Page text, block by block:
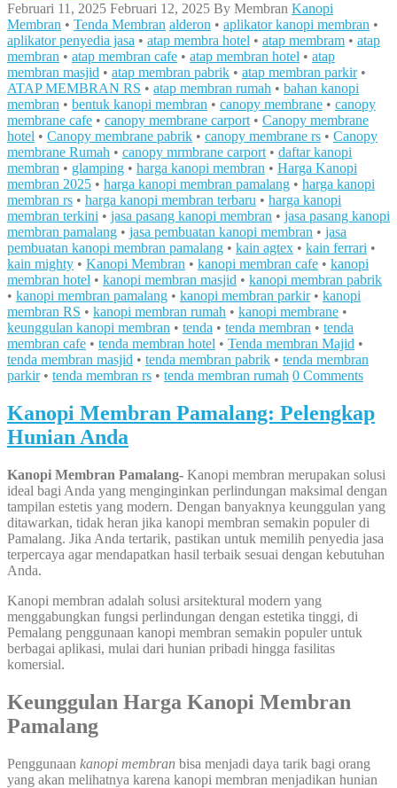
Februari 11, 2025 Februari 12, 2025 By Membran Kanopi
Membran • Tenda Membran alderon • aplikator kanopi membran •
aplikator penyedia jasa • atap membra hotel • atap membram • atap
membran • atap membran cafe • atap membran hotel • atap
membran masjid • atap membran pabrik • atap membran parkir•
ATAP MEMBRAN RS • atap membran rumah • bahan kanopi
membran • bentuk kanopi membran • canopy membrane • canopy
membrane cafe • canopy membrane carport • Canopy membrane
hotel • Canopy membrane pabrik • canopy membrane rs • Canopy
membrane Rumah • canopy mrmbrane carport • daftar kanopi
membran • glamping • harga kanopi membran • Harga Kanopi
membran 2025 • harga kanopi membran pamalang • harga kanopi
membran rs • harga kanopi membran terbaru • harga kanopi
membran terkini • jasa pasang kanopi membran • jasa pasang kanopi
membran pamalang • jasa pembuatan kanopi membran • jasa
pembuatan kanopi membran pamalang • kain agtex • kain ferrari •
kain mighty • Kanopi Membran • kanopi membran cafe • kanopi
membran hotel • kanopi membran masjid • kanopi membran pabrik
• kanopi membran pamalang • kanopi membran parkir• kanopi
membran RS • kanopi membran rumah • kanopi membrane •
keunggulan kanopi membran • tenda • tenda membran • tenda
membran cafe • tenda membran hotel • Tenda membran Majid •
tenda membran masjid • tenda membran pabrik • tenda membran
parkir• tenda membran rs • tenda membran rumah 0 Comments
Kanopi Membran Pamalang: Pelengkap
Hunian Anda
Kanopi Membran Pamalang- Kanopi membran merupakan solusi
ideal bagi Anda yang menginginkan perlindungan maksimal dengan
tampilan estetis yang modern. Dengan banyaknya keunggulan yang
ditawarkan, tidak heran jika kanopi membran semakin populer di
Pamalang. Jika Anda tertarik, pastikan untuk memilih penyedia jasa
terpercaya agar mendapatkan hasil terbaik sesuai dengan kebutuhan
Anda.
Kanopi membran adalah solusi arsitektural modern yang
menggabungkan fungsi perlindungan dengan estetika tinggi, di
Pemalang penggunaan kanopi membran semakin populer untuk
berbagai aplikasi, mulai dari hunian pribadi hingga fasilitas
komersial.
Keunggulan Harga Kanopi Membran
Pamalang
Penggunaan kanopi membran bisa menjadi daya tarik bagi orang
yang akan melihatnya karena kanopi membran menjadikan hunian